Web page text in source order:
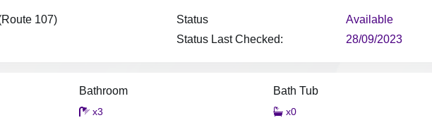
107) Status
Available
Status Last Checked:
28/09/2023
Bathroom
x3
Bath Tub
x0